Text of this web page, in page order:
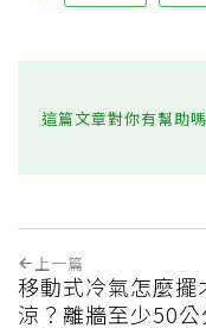
這篇文章對你有幫助
上一篇
移動式冷氣怎麼擺
涼？離牆至少50